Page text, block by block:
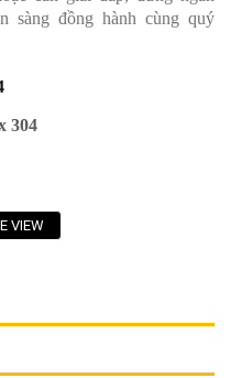
sàng đồng hành cùng quý
304
từ 0,3 đến 5 ly. Có thể dày
VIEW